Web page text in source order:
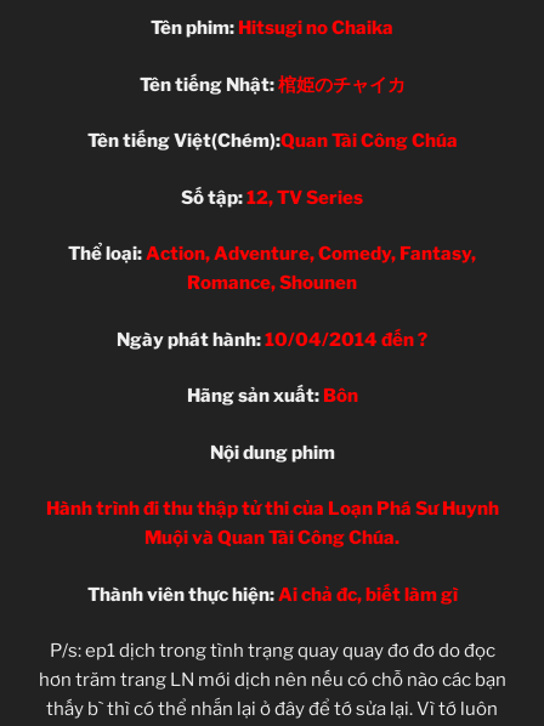
Tên phim: Hitsugi no Chaika
Tên tiếng Nhật:棺姫のチャイカ
Tên tiếng Việt(Chém):Quan Tài Công Chúa
Số tập:12, TV Series
Thể loại:Action, Adventure, Comedy, Fantasy,
Romance, Shounen
Ngày phát hành:10/04/2014 đến ?
Hãng sản xuất: Bôn
Nội dung phim
Hành trình đi thu thập tử thi của Loạn Phá Sư Huynh
Muội và Quan Tài Công Chúa.
Thành viên thực hiện:Ai chả đc, biết làm gì
P/s: ep1 dịch trong tình trạng quay quay đơ đơ do đọc
hơn trăm trang LN mới dịch nên nếu có chỗ nào các bạn
thấy b` thì có thể nhắn lại ở đây để tớ sửa lại. Vì tớ luôn